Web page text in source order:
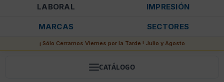
LABORAL IMPRESIÓN
MARCAS SECTORES
¡ Sólo Cerramos Viernes por la Tarde ! Julio y Agosto
CATÁLOGO